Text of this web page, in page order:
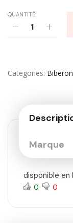
QUANTITÉ:
Categories
Marque
disponible
0 0